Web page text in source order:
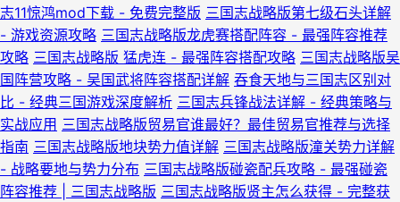
志11惊鸿mod下载 - 免费完整版 三国志战略版第七级石头详解
- 游戏资源攻略 三国志战略版龙虎赛搭配阵容 - 最强阵容推荐
攻略 三国志战略版 猛虎连 - 最强阵容搭配攻略 三国志战略版吴
国阵营攻略 - 吴国武将阵容搭配详解 吞食天地与三国志区别对
比 - 经典三国游戏深度解析 三国志兵锋战法详解 - 经典策略与
实战应用 三国志战略版贸易官谁最好？最佳贸易官推荐与选择
指南 三国志战略版地块势力值详解 三国志战略版潼关势力详解
- 战略要地与势力分布 三国志战略版碰瓷配兵攻略 - 最强碰瓷
阵容推荐 | 三国志战略版 三国志战略版贤主怎么获得 - 完整获